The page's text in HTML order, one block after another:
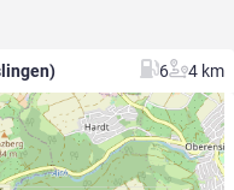
6 4 km